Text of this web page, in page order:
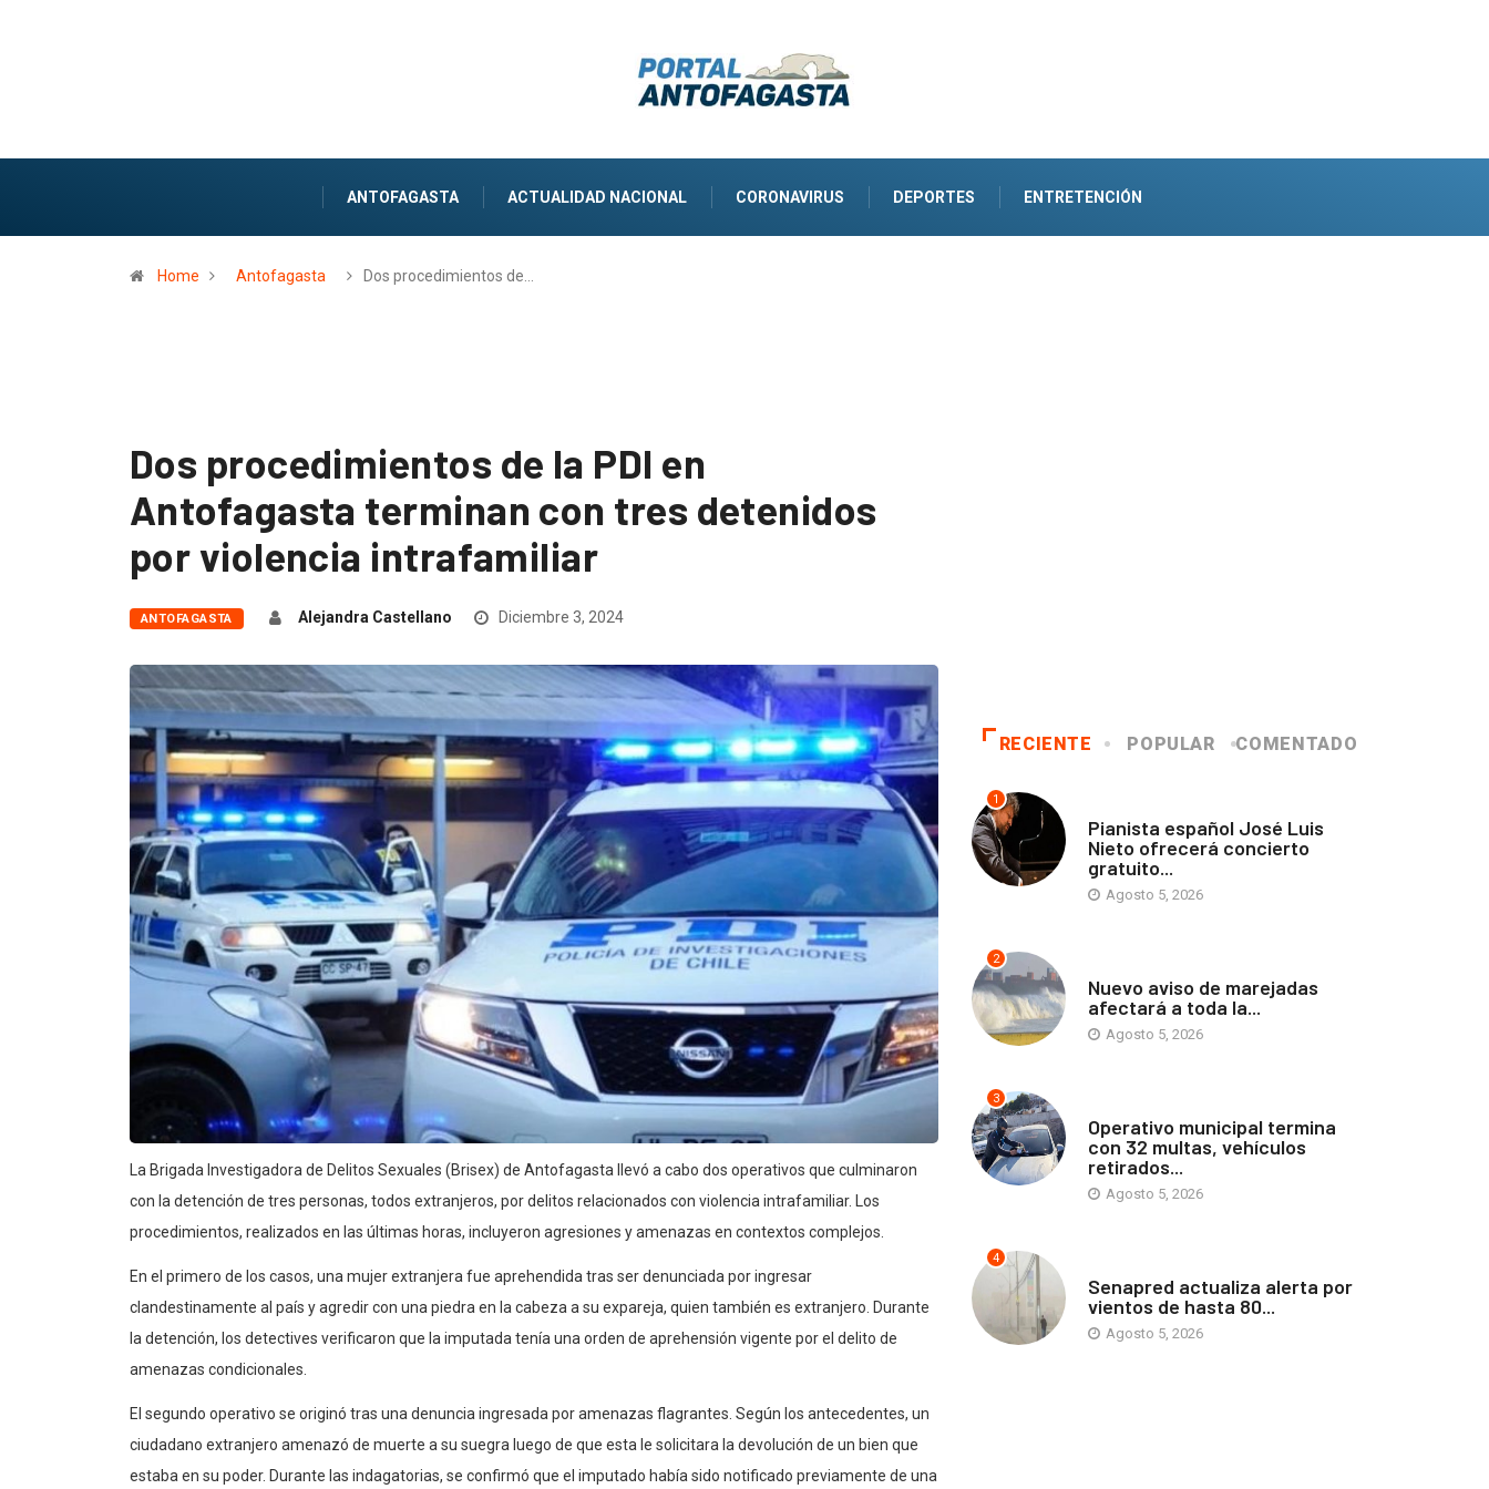
ANTOFAGASTA ACTUALIDAD NACIONAL CORONAVIRUS DEPORTES ENTRETENCIÓN
Home Antofagasta Dos procedimientos de…
Dos procedimientos de la PDI en
Antofagasta terminan con tres detenidos
por violencia intrafamiliar
ANTOFAGASTA Alejandra Castellano Diciembre 3, 2024
La Brigada Investigadora de Delitos Sexuales (Brisex) de Antofagasta llevó a cabo dos operativos que culminaron
con la detención de tres personas, todos extranjeros, por delitos relacionados con violencia intrafamiliar. Los
procedimientos, realizados en las últimas horas, incluyeron agresiones y amenazas en contextos complejos.
En el primero de los casos, una mujer extranjera fue aprehendida tras ser denunciada por ingresar
clandestinamente al país y agredir con una piedra en la cabeza a su expareja, quien también es extranjero. Durante
la detención, los detectives verificaron que la imputada tenía una orden de aprehensión vigente por el delito de
amenazas condicionales.
El segundo operativo se originó tras una denuncia ingresada por amenazas flagrantes. Según los antecedentes, un
ciudadano extranjero amenazó de muerte a su suegra luego de que esta le solicitara la devolución de un bien que
estaba en su poder. Durante las indagatorias, se confirmó que el imputado había sido notificado previamente de una
RECIENTE POPULAR COMENTADO
1
Pianista español José Luis
Nieto ofrecerá concierto
gratuito...
Agosto 5, 2026
2
Nuevo aviso de marejadas
afectará a toda la...
Agosto 5, 2026
3
Operativo municipal termina
con 32 multas, vehículos
retirados...
Agosto 5, 2026
4
Senapred actualiza alerta por
vientos de hasta 80...
Agosto 5, 2026